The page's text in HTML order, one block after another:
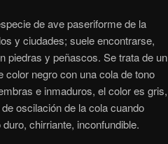
de ave paseriforme de la
y ciudades; suele encontrarse,
piedras y peñascos. Se trata de un
negro con una cola de tono
e inmaduros, el color es gris,
oscilación de la cola cuando
chirriante, inconfundible.